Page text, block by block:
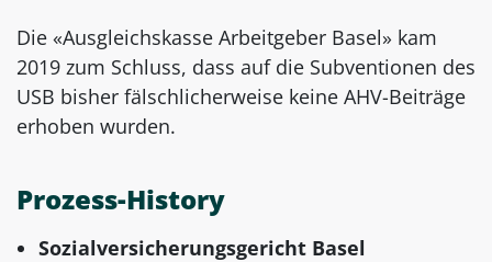
Die «Ausgleichskasse Arbeitgeber Basel» kam
2019 zum Schluss, dass auf die Subventionen des
USB bisher fälschlicherweise keine AHV-Beiträge
erhoben wurden.
Prozess-History
Sozialversicherungsgericht Basel